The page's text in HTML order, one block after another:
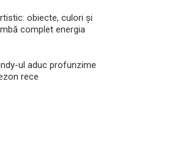
obiecte, culori și
complet energia
ul aduc profunzime
rece